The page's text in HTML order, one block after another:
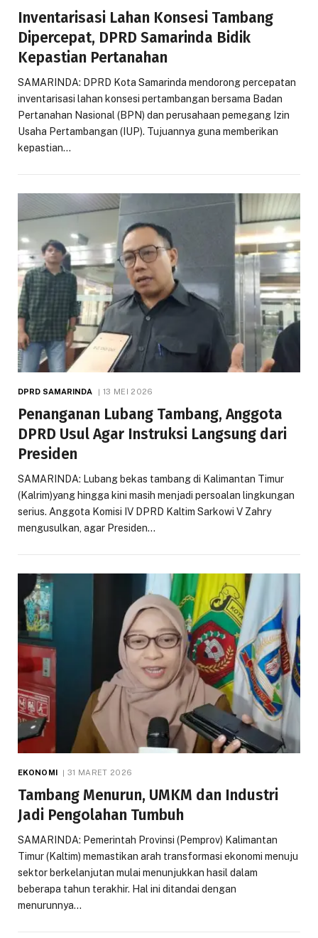
Inventarisasi Lahan Konsesi Tambang
Dipercepat, DPRD Samarinda Bidik
Kepastian Pertanahan
SAMARINDA: DPRD Kota Samarinda mendorong percepatan
inventarisasi lahan konsesi pertambangan bersama Badan
Pertanahan Nasional (BPN) dan perusahaan pemegang Izin
Usaha Pertambangan (IUP). Tujuannya guna memberikan
kepastian…
DPRD SAMARINDA 13 MEI 2026
Penanganan Lubang Tambang, Anggota
DPRD Usul Agar Instruksi Langsung dari
Presiden
SAMARINDA: Lubang bekas tambang di Kalimantan Timur
(Kalrim)yang hingga kini masih menjadi persoalan lingkungan
serius. Anggota Komisi IV DPRD Kaltim Sarkowi V Zahry
mengusulkan, agar Presiden…
EKONOMI 31 MARET 2026
Tambang Menurun, UMKM dan Industri
Jadi Pengolahan Tumbuh
SAMARINDA: Pemerintah Provinsi (Pemprov) Kalimantan
Timur (Kaltim) memastikan arah transformasi ekonomi menuju
sektor berkelanjutan mulai menunjukkan hasil dalam
beberapa tahun terakhir. Hal ini ditandai dengan
menurunnya…